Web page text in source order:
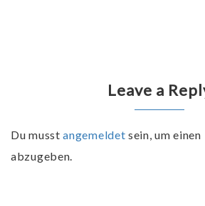
Leave a
Du musstangemeldet sein, um
abzugeben.